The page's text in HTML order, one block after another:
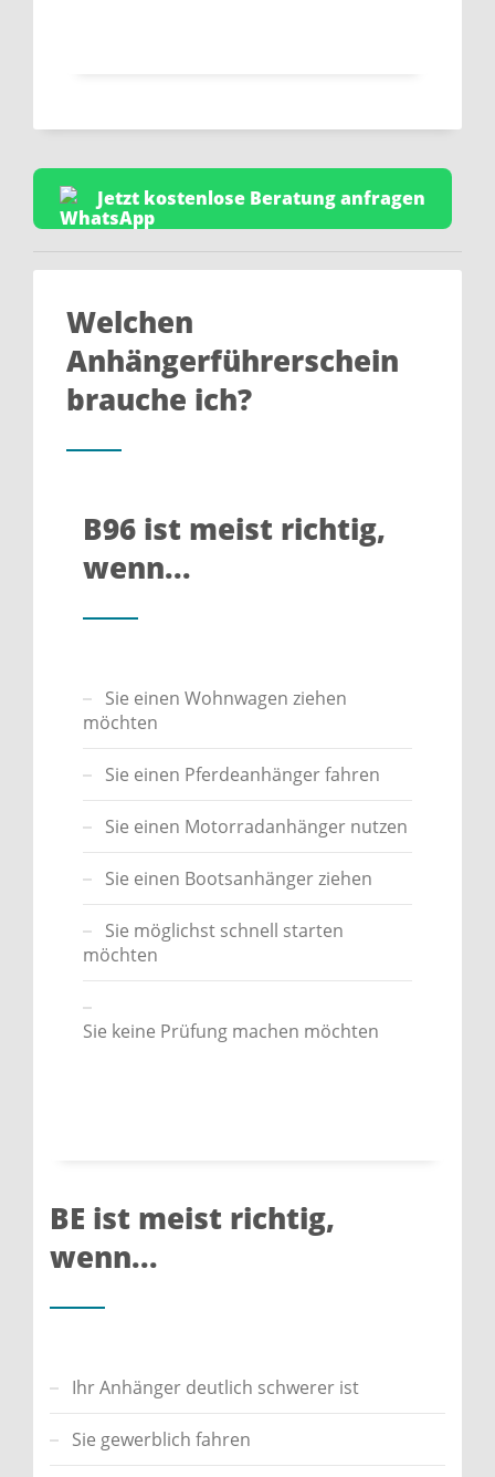
Jetzt kostenlose Beratung anfragen
Welchen
Anhängerführerschein
brauche ich?
B96 ist meist richtig,
wenn...
Sie einen Wohnwagen ziehen
möchten
Sie einen Pferdeanhänger fahren
Sie einen Motorradanhänger nutzen
Sie einen Bootsanhänger ziehen
Sie möglichst schnell starten
möchten
Sie keine Prüfung machen möchten
BE ist meist richtig,
wenn...
Ihr Anhänger deutlich schwerer ist
Sie gewerblich fahren